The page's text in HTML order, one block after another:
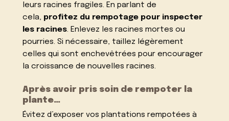
leurs racines fragiles. En parlant de
cela, profitez du rempotage pour inspecter
les racines. Enlevez les racines mortes ou
pourries. Si nécessaire, taillez légèrement
celles qui sont enchevêtrées pour encourager
la croissance de nouvelles racines.
Après avoir pris soin de rempoter la
plante…
Évitez d’exposer vos plantations rempotées à